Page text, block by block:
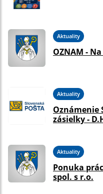
Aktuality
OZNAM -
Aktuality
Oznámenie
zásielky -
Aktuality
Ponuka
spol. s r.o.